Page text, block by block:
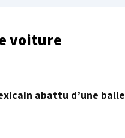
voiture
abattu d’une